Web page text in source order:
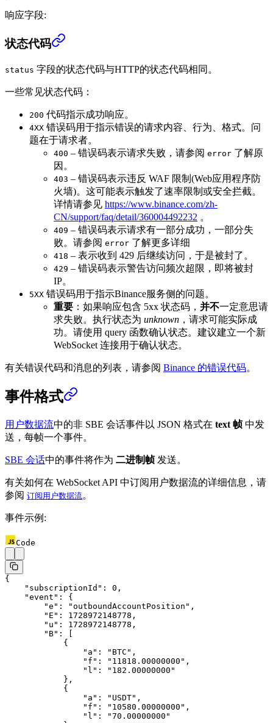
响应字段:
状态代码
status 字段的状态代码与HTTP的状态代码相同。
一些常见状态代码：
200 代码指示成功响应。
4XX 错误码用于指示错误的请求内容、行为、格式。问
题在于请求者。
400 – 错误码表示请求失败，请参阅 error 了解原
因。
403 – 错误码表示违反 WAF 限制(Web应用程序防
火墙)。这可能表示触发了速率限制或安全拦截。
详情请参见 https://www.binance.com/zh-
CN/support/faq/detail/360004492232 。
409 – 错误码表示请求有一部分成功，一部分失
败。请参阅 error 了解更多详细
418 – 表示收到 429 后继续访问，于是被封了。
429 – 错误码表示警告访问频次超限，即将被封
IP。
5XX 错误码用于指示Binance服务侧的问题。
重要 ：如果响应包含 5xx 状态码， 并不一定意思请
求失败。执行状态为 unknown ，请求可能实际成
功。请使用 query 函数确认状态。建议建立一个新
WebSocket 连接用于确认状态。
有关错误代码和消息的列表，请参阅 Binance 的错误代码。
事件格式
用户数据流中的非 SBE 会话事件以 JSON 格式在 text 帧中发
送，每帧一个事件。
SBE 会话中的事件将作为 二进制帧发送。
有关如何在 WebSocket API 中订阅用户数据流的详细信息，请
参阅 订阅用户数据流。
事件示例:
Code
{
    "subscriptionId"
: 0 ,
    "event"
: {
        "e"
: "outboundAccountPosition" ,
        "E"
: 1728972148778 ,
        "u"
: 1728972148778 ,
        "B"
: [
            {
                "a"
: "BTC" ,
                "f"
: "11818.00000000" ,
                "l"
:
"182.00000000"
            },
            {
                "a"
: "USDT" ,
                "f"
: "10580.00000000" ,
                "l"
:
"70.00000000"